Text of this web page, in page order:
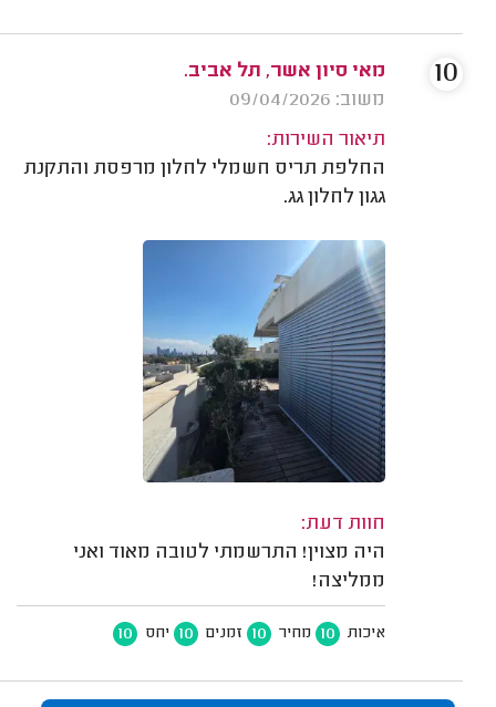
מאי סיון אשר, תל אביב.
משוב: 09/04/2026
תיאור השירות:
החלפת תריס חשמלי לחלון מרפסת והתקנת
גגון לחלון גג.
חוות דעת:
היה מצוין! התרשמתי לטובה מאוד ואני
ממליצה!
איכות 10 מחיר 10 זמנים 10 יחס 10
10